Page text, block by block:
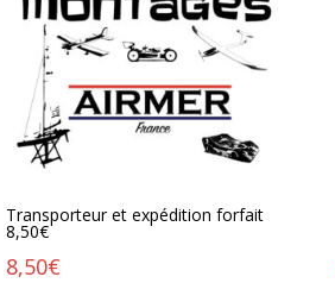
Transporteur et expédition forfait
8,50€
8,50€